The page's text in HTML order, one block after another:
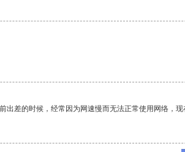
差的时候，经常因为网速慢而无法正常使用网络，现